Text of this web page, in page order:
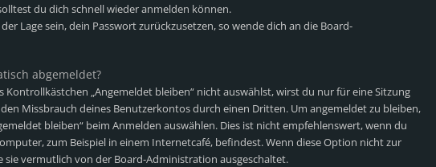
du dich schnell wieder anmelden können.
Lage sein, dein Passwort zurückzusetzen, so wende dich an die Board-
abgemeldet?
Kontrollkästchen „Angemeldet bleiben“ nicht auswählst, wirst du nur für eine Sitzung
Missbrauch deines Benutzerkontos durch einen Dritten. Um angemeldet zu bleiben,
bleiben“ beim Anmelden auswählen. Dies ist nicht empfehlenswert, wenn du
zum Beispiel in einem Internetcafé, befindest. Wenn diese Option nicht zur
sie vermutlich von der Board-Administration ausgeschaltet.